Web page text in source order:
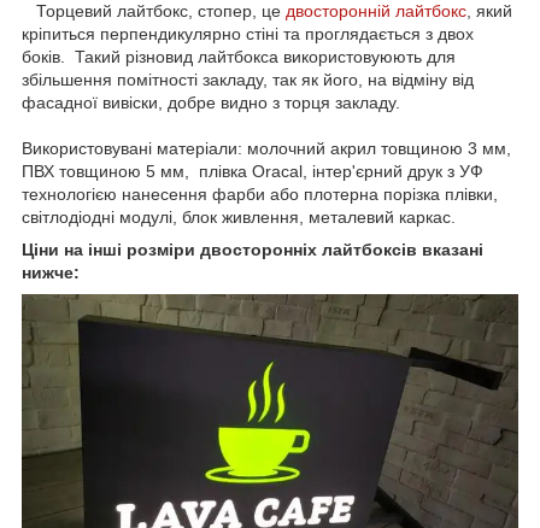
Торцевий лайтбокс, стопер, це двосторонній лайтбокс, який
кріпиться перпендикулярно стіні та проглядається з двох
боків. Такий різновид лайтбокса використовуюють для
збільшення помітності закладу, так як його, на відміну від
фасадної вивіски, добре видно з торця закладу.
Використовувані матеріали: молочний акрил товщиною 3 мм,
ПВХ товщиною 5 мм, плівка Oracal, інтер'єрний друк з УФ
технологією нанесення фарби або плотерна порізка плівки,
світлодіодні модулі, блок живлення, металевий каркас.
Ціни на інші розміри двосторонніх лайтбоксів вказані
нижче: